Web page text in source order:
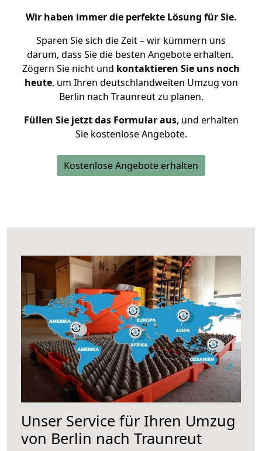
Wir haben immer die perfekte Lösung für Sie.
Sparen Sie sich die Zeit – wir kümmern uns
darum, dass Sie die besten Angebote erhalten.
Zögern Sie nicht und kontaktieren Sie uns noch
heute, um Ihren deutschlandweiten Umzug von
Berlin nach Traunreut zu planen.
Füllen Sie jetzt das Formular aus, und erhalten
Sie kostenlose Angebote.
Kostenlose Angebote erhalten
Unser Service für Ihren Umzug
von Berlin nach Traunreut